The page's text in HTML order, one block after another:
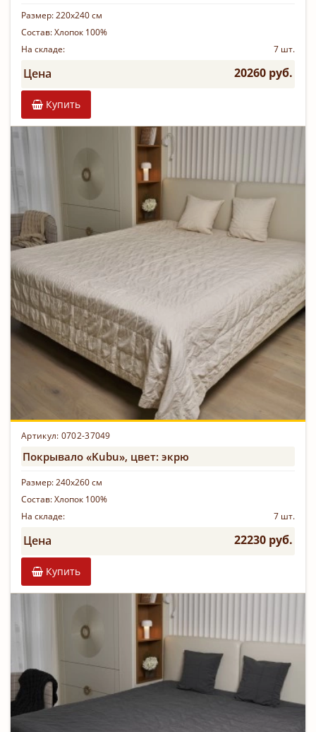
Размер:220х240 см
Состав:Хлопок 100%
На складе:
7 шт.
Цена 20260 руб.
Купить
Артикул: 0702-37049
Покрывало «Kubu», цвет: экрю
Размер:240х260 см
Состав:Хлопок 100%
На складе:
7 шт.
Цена 22230 руб.
Купить